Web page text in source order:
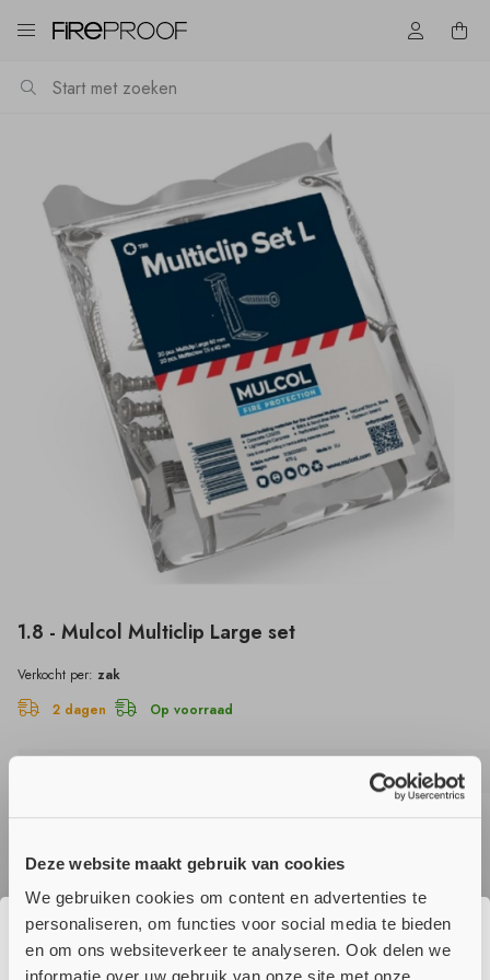
Deze website maakt gebruik van cookies
We gebruiken cookies om content en advertenties te
personaliseren, om functies voor social media te bieden
en om ons websiteverkeer te analyseren. Ook delen we
1.8 - Mulcol Multiclip Large set
Verkocht per: zak
2 dagen
Op voorraad
Voorraad
407020002
20 274
Voeg toe aan winkelwagen
☀️ Wij genieten momenteel van onze